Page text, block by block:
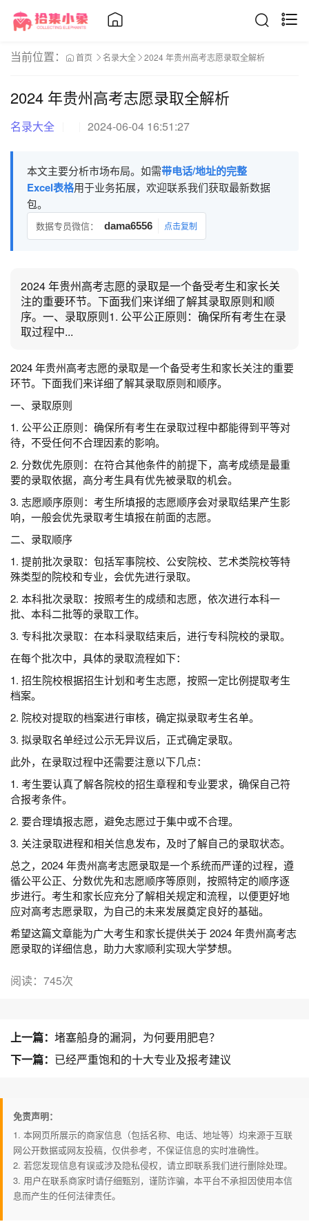
当前位置： 首页 名录大全 2024 年贵州高考志愿录取全解析
2024 年贵州高考志愿录取全解析
名录大全 2024-06-04 16:51:27
本文主要分析市场布局。如需带电话/地址的完整
Excel表格用于业务拓展，欢迎联系我们获取最新数据
包。
数据专员微信： dama6556 点击复制
2024 年贵州高考志愿的录取是一个备受考生和家长关
注的重要环节。下面我们来详细了解其录取原则和顺
序。一、录取原则1. 公平公正原则：确保所有考生在录
取过程中...
2024 年贵州高考志愿的录取是一个备受考生和家长关注的重要
环节。下面我们来详细了解其录取原则和顺序。
一、录取原则
1. 公平公正原则：确保所有考生在录取过程中都能得到平等对
待，不受任何不合理因素的影响。
2. 分数优先原则：在符合其他条件的前提下，高考成绩是最重
要的录取依据，高分考生具有优先被录取的机会。
3. 志愿顺序原则：考生所填报的志愿顺序会对录取结果产生影
响，一般会优先录取考生填报在前面的志愿。
二、录取顺序
1. 提前批次录取：包括军事院校、公安院校、艺术类院校等特
殊类型的院校和专业，会优先进行录取。
2. 本科批次录取：按照考生的成绩和志愿，依次进行本科一
批、本科二批等的录取工作。
3. 专科批次录取：在本科录取结束后，进行专科院校的录取。
在每个批次中，具体的录取流程如下：
1. 招生院校根据招生计划和考生志愿，按照一定比例提取考生
档案。
2. 院校对提取的档案进行审核，确定拟录取考生名单。
3. 拟录取名单经过公示无异议后，正式确定录取。
此外，在录取过程中还需要注意以下几点：
1. 考生要认真了解各院校的招生章程和专业要求，确保自己符
合报考条件。
2. 要合理填报志愿，避免志愿过于集中或不合理。
3. 关注录取进程和相关信息发布，及时了解自己的录取状态。
总之，2024 年贵州高考志愿录取是一个系统而严谨的过程，遵
循公平公正、分数优先和志愿顺序等原则，按照特定的顺序逐
步进行。考生和家长应充分了解相关规定和流程，以便更好地
应对高考志愿录取，为自己的未来发展奠定良好的基础。
希望这篇文章能为广大考生和家长提供关于 2024 年贵州高考志
愿录取的详细信息，助力大家顺利实现大学梦想。
阅读：745次
上一篇： 堵塞船身的漏洞，为何要用肥皂？
下一篇： 已经严重饱和的十大专业及报考建议
免责声明：
1. 本网页所展示的商家信息（包括名称、电话、地址等）均来源于互联
网公开数据或网友投稿，仅供参考，不保证信息的实时准确性。
2. 若您发现信息有误或涉及隐私侵权，请立即联系我们进行删除处理。
3. 用户在联系商家时请仔细甄别，谨防诈骗，本平台不承担因使用本信
息而产生的任何法律责任。